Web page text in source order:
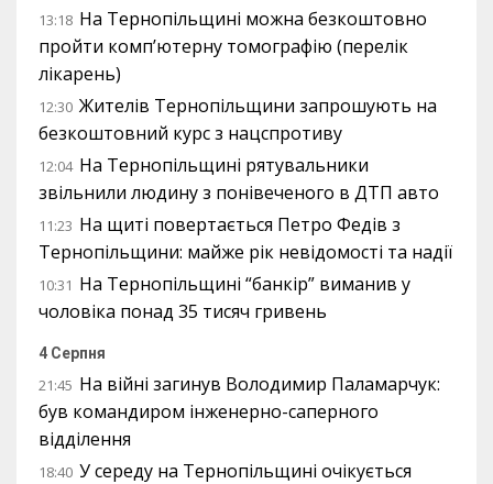
13:18 На Тернопільщині можна безкоштовно
пройти комп’ютерну томографію (перелік
лікарень)
12:30 Жителів Тернопільщини запрошують на
безкоштовний курс з нацспротиву
12:04 На Тернопільщині рятувальники
звільнили людину з понівеченого в ДТП авто
11:23 На щиті повертається Петро Федів з
Тернопільщини: майже рік невідомості та надії
10:31 На Тернопільщині “банкір” виманив у
чоловіка понад 35 тисяч гривень
4 Серпня
21:45 На війні загинув Володимир Паламарчук:
був командиром інженерно-саперного
відділення
18:40 У середу на Тернопільщині очікується